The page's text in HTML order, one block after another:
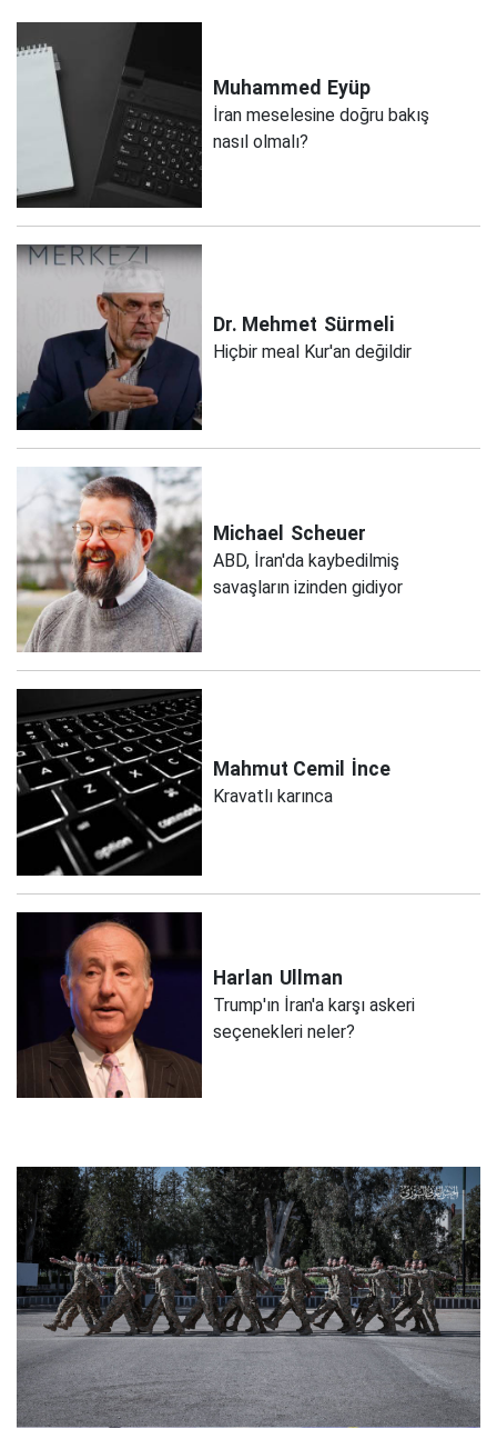
Muhammed Eyüp
İran meselesine doğru bakış
nasıl olmalı?
Dr. Mehmet Sürmeli
Hiçbir meal Kur'an değildir
Michael Scheuer
ABD, İran'da kaybedilmiş
savaşların izinden gidiyor
Mahmut Cemil İnce
Kravatlı karınca
Harlan Ullman
Trump'ın İran'a karşı askeri
seçenekleri neler?